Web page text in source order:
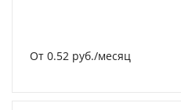
От 0.52 руб./месяц